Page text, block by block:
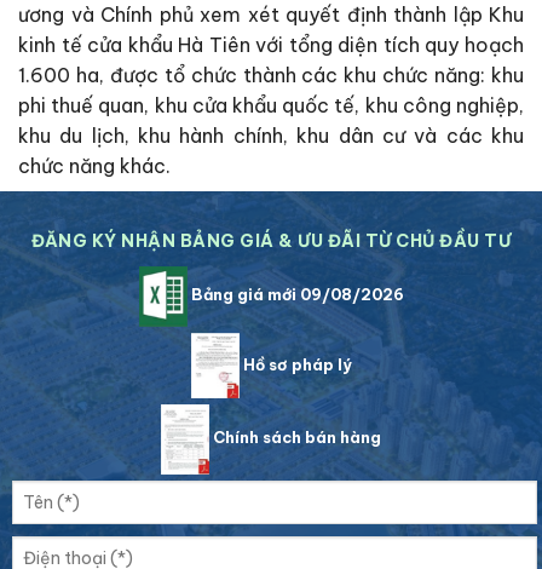
ương và Chính phủ xem xét quyết định thành lập Khu
kinh tế cửa khẩu Hà Tiên với tổng diện tích quy hoạch
1.600 ha, được tổ chức thành các khu chức năng: khu
phi thuế quan, khu cửa khẩu quốc tế, khu công nghiệp,
khu du lịch, khu hành chính, khu dân cư và các khu
chức năng khác.
ĐĂNG KÝ NHẬN BẢNG GIÁ & ƯU ĐÃI TỪ CHỦ ĐẦU TƯ
Bảng giá mới 09/08/2026
Hồ sơ pháp lý
Chính sách bán hàng